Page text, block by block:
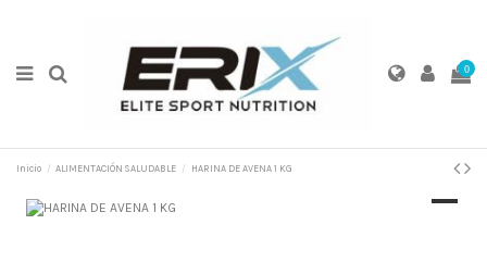
0
Inicio ALIMENTACIÓN SALUDABLE HARINA DE AVENA 1 KG